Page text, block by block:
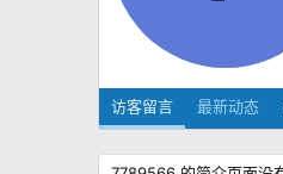
访客留言 最新动态